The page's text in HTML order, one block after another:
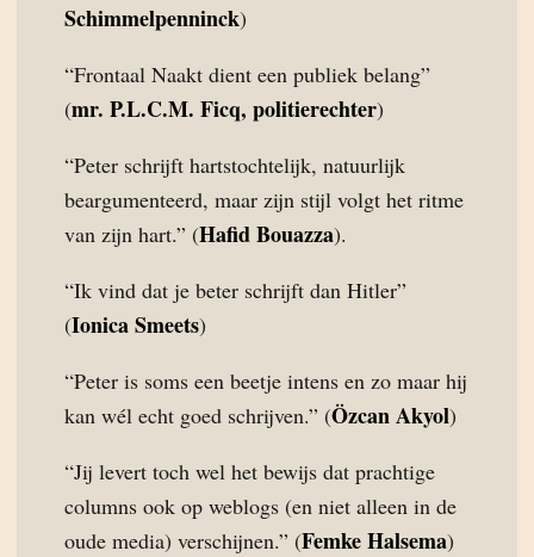
Schimmelpenninck)
“Frontaal Naakt dient een publiek belang”
(mr. P.L.C.M. Ficq, politierechter)
“Peter schrijft hartstochtelijk, natuurlijk
beargumenteerd, maar zijn stijl volgt het ritme
van zijn hart.” (Hafid Bouazza).
“Ik vind dat je beter schrijft dan Hitler”
(Ionica Smeets)
“Peter is soms een beetje intens en zo maar hij
kan wél echt goed schrijven.” (Özcan Akyol)
“Jij levert toch wel het bewijs dat prachtige
columns ook op weblogs (en niet alleen in de
oude media) verschijnen.” (Femke Halsema)